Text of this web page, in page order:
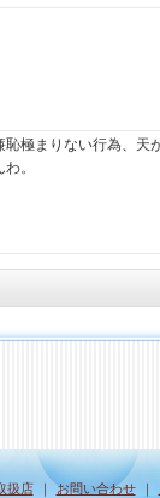
恥極まりない行為、天
。
扱店｜お問い合わせ｜